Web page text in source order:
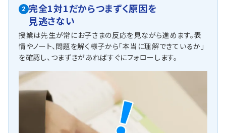
2 完全1対1だからつまずく原因を
見逃さない
授業は先生が常にお子さまの反応を見ながら進めます。表
情やノート、問題を解く様子から「本当に理解できているか」
を確認し、つまずきがあればすぐにフォローします。